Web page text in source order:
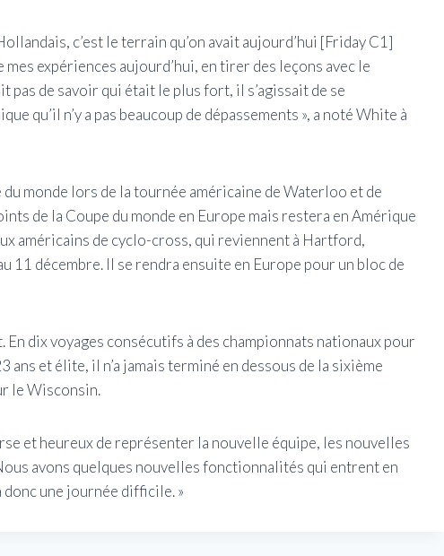
c’est le terrain qu’on avait aujourd’hui [Friday C1]
expériences aujourd’hui, en tirer des leçons avec le
pas de savoir qui était le plus fort, il s’agissait de se
qu’il n’y a pas beaucoup de dépassements », a noté White à
monde lors de la tournée américaine de Waterloo et de
de la Coupe du monde en Europe mais restera en Amérique
américains de cyclo-cross, qui reviennent à Hartford,
11 décembre. Il se rendra ensuite en Europe pour un bloc de
dix voyages consécutifs à des championnats nationaux pour
et élite, il n’a jamais terminé en dessous de la sixième
le Wisconsin.
et heureux de représenter la nouvelle équipe, les nouvelles
avons quelques nouvelles fonctionnalités qui entrent en
une journée difficile. »